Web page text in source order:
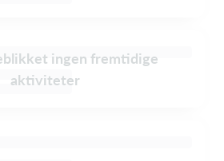
ingen fremtidige
aktiviteter